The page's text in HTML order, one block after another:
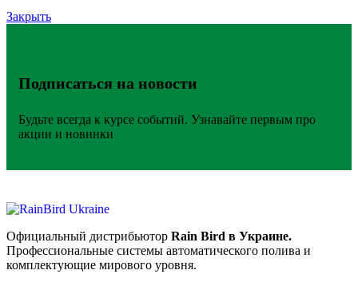
Закрыть
Подписаться на новости
Будьте всегда к курсе событий. Узнавайте первым про
акции и новинки
Официальный дистрибьютор Rain Bird в Украине.
Профессиональные системы автоматического полива и
комплектующие мирового уровня.